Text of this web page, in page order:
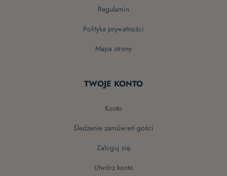
regulamin
polityka prywatności
mapa strony
TWOJE KONTO
konto
śledzenie zamówień gości
zaloguj się
utwórz konto